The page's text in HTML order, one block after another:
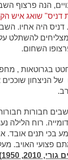
הנה פרצוף
דניס" שואג איש
דניס היה אחיו.
מצליחים להשתלט
השחום.
בגרוטאות ,
של הניצחון
חבורות
רוח הלילה
בכי תנים אובד.
פצועי האויב.
2010, 1950)